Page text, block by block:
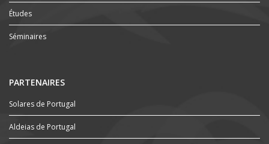
Études
Séminaires
PARTENAIRES
Solares de Portugal
Aldeias de Portugal